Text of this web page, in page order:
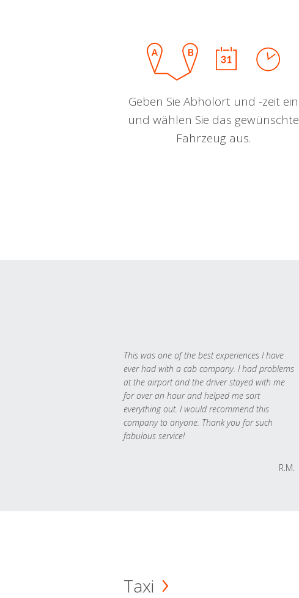
Geben Sie Abholort und -zeit ein
und wählen Sie das gewünschte
Fahrzeug aus.
This was one of the best experiences I have
ever had with a cab company. I had problems
at the airport and the driver stayed with me
for over an hour and helped me sort
everything out. I would recommend this
company to anyone. Thank you for such
fabulous service!
R.M.
Taxi